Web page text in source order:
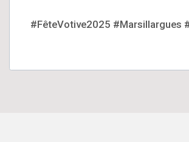
#FêteVotive2025 #Marsillargues